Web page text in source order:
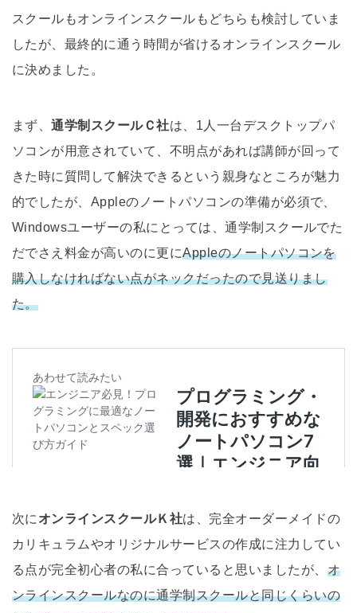
スクールもオンラインスクールもどちらも検討していま
したが、最終的に通う時間が省けるオンラインスクール
に決めました。
まず、通学制スクールＣ社は、1人一台デスクトップパ
ソコンが用意されていて、不明点があれば講師が回って
きた時に質問して解決できるという親身なところが魅力
的でしたが、Appleのノートパソコンの準備が必須で、
Windowsユーザーの私にとっては、通学制スクールでた
だでさえ料金が高いのに更にAppleのノートパソコンを
購入しなければない点がネックだったので見送りまし
た。
次に オンラインスクールＫ社は、完全オーダーメイドの
カリキュラムやオリジナルサービスの作成に注力してい
る点が完全初心者の私に合っていると思いましたが、 オ
ンラインスクールなのに通学制スクールと同じくらいの